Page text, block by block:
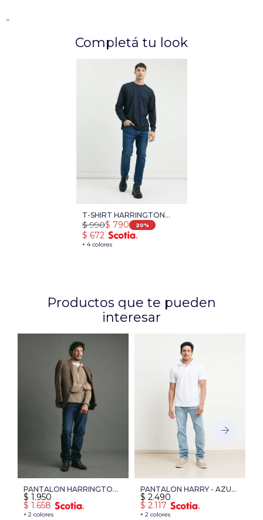
>
Completá tu look
T-SHIRT HARRINGTON
LABEL - AZUL OSCURO
+ 4 colores
$ 790
$ 990 20
$ 672
Productos que te pueden
interesar
PANTALON HARRINGTON
LABEL - AZUL OSCURO
+ 2 colores
$ 1.950
$ 1.658
PANTALON HARRY - AZUL
CLARO
+ 2 colores
$ 2.490
$ 2.117